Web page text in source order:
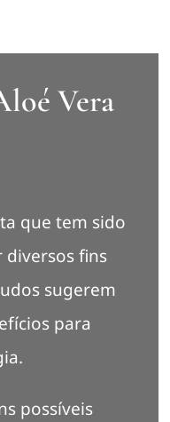
Vera
que tem sido
diversos fins
sugerem
para
possíveis